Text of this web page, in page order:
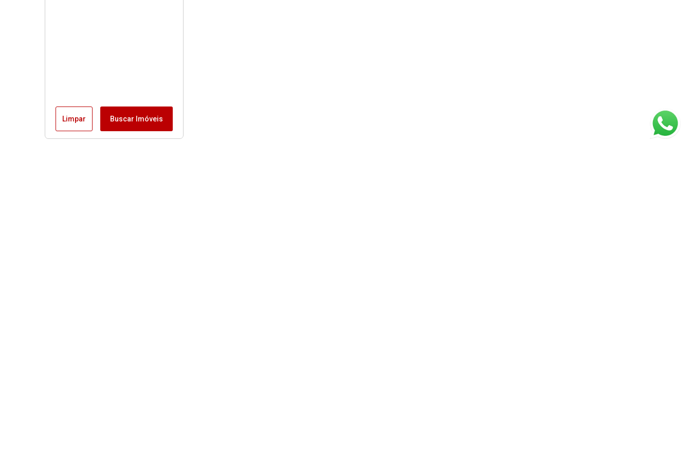
Limpar Buscar Imóveis